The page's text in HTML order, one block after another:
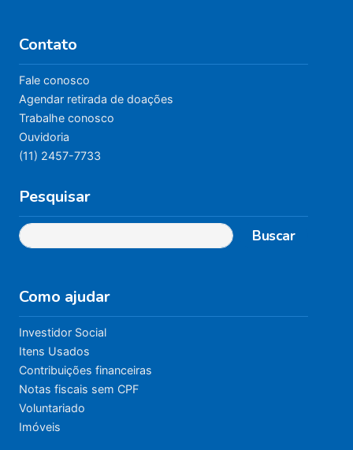
Contato
Fale conosco
Agendar retirada de doações
Trabalhe conosco
Ouvidoria
(11) 2457-7733
Pesquisar
Buscar
Como ajudar
Investidor Social
Itens Usados
Contribuições financeiras
Notas fiscais sem CPF
Voluntariado
Imóveis